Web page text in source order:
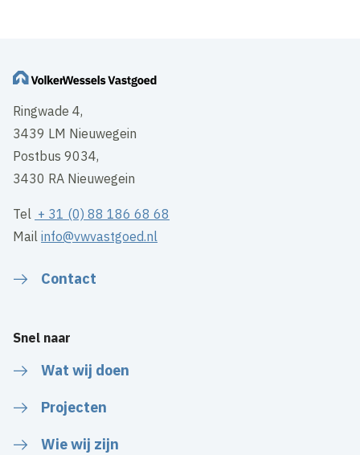
Ringwade 4,
3439 LM Nieuwegein
Postbus 9034,
3430 RA Nieuwegein
Tel + 31 (0) 88 186 68 68
Mailinfo@vwvastgoed.nl
Contact
Snel naar
Wat wij doen
Projecten
Wie wij zijn